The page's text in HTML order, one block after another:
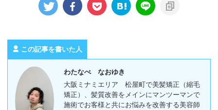
この記事を書いた人
わたなべ なおゆき
大阪ミナミエリア 松屋町で美髪矯正（縮毛
矯正）、髪質改善をメインにマンツーマンで
施術でお客様と共にお悩みを改善する美容師